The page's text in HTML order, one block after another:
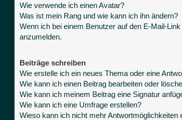
Wie verwende ich einen Avatar?
Was ist mein Rang und wie kann ich ihn ändern?
Wenn ich bei einem Benutzer auf den E-Mail-
anzumelden.
Beiträge schreiben
Wie erstelle ich ein neues Thema oder eine
Wie kann ich einen Beitrag bearbeiten oder
Wie kann ich meinem Beitrag eine Signatur
Wie kann ich eine Umfrage erstellen?
Wieso kann ich nicht mehr Antwortmöglichkeiten